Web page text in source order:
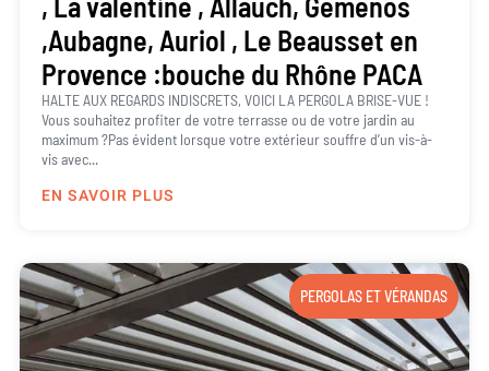
,Aubagne, Auriol , Le Beausset en
Provence :bouche du Rhône PACA
HALTE AUX REGARDS INDISCRETS, VOICI LA PERGOLA BRISE-VUE !
Vous souhaitez profiter de votre terrasse ou de votre jardin au
maximum ?Pas évident lorsque votre extérieur souffre d’un vis-à-
vis avec...
EN SAVOIR PLUS
PERGOLAS ET VÉRANDAS